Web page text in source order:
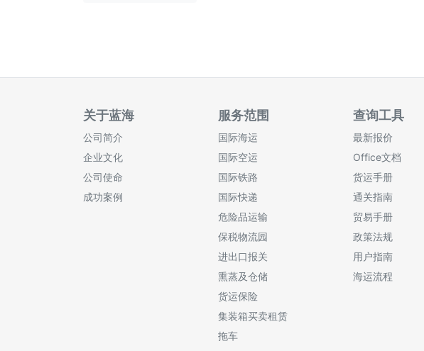
关于蓝海
公司简介
企业文化
公司使命
成功案例
服务范围
国际海运
国际空运
国际铁路
国际快递
危险品运输
保税物流园
进出口报关
熏蒸及仓储
货运保险
集装箱买卖租赁
拖车
查询工具
最新报价
Office文档
货运手册
通关指南
贸易手册
政策法规
用户指南
海运流程